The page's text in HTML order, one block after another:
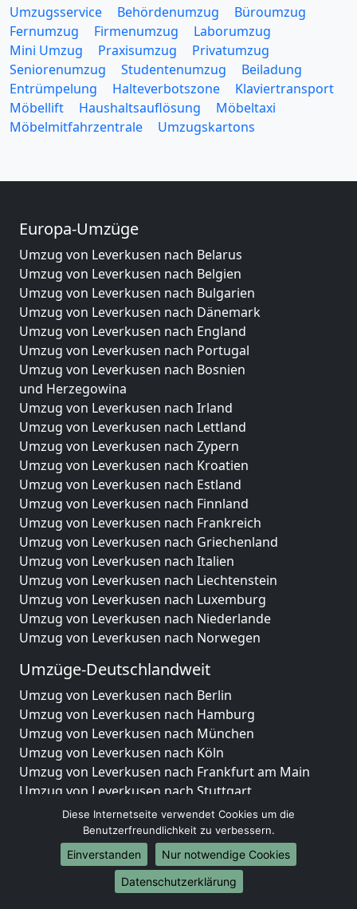
Umzugsservice Behördenumzug
Büroumzug
Fernumzug
Firmenumzug
Laborumzug
Mini Umzug
Praxisumzug
Privatumzug
Seniorenumzug
Studentenumzug
Beiladung
Entrümpelung
Halteverbotszone
Klaviertransport
Möbellift
Haushaltsauflösung
Möbeltaxi
Möbelmitfahrzentrale
Umzugskartons
Europa-Umzüge
Umzug von Leverkusen nach Belarus
Umzug von Leverkusen nach Belgien
Umzug von Leverkusen nach Bulgarien
Umzug von Leverkusen nach Dänemark
Umzug von Leverkusen nach England
Umzug von Leverkusen nach Portugal
Umzug von Leverkusen nach Bosnien
und Herzegowina
Umzug von Leverkusen nach Irland
Umzug von Leverkusen nach Lettland
Umzug von Leverkusen nach Zypern
Umzug von Leverkusen nach Kroatien
Umzug von Leverkusen nach Estland
Umzug von Leverkusen nach Finnland
Umzug von Leverkusen nach Frankreich
Umzug von Leverkusen nach Griechenland
Umzug von Leverkusen nach Italien
Umzug von Leverkusen nach Liechtenstein
Umzug von Leverkusen nach Luxemburg
Umzug von Leverkusen nach Niederlande
Umzug von Leverkusen nach Norwegen
Umzüge-Deutschlandweit
Umzug von Leverkusen nach Berlin
Umzug von Leverkusen nach Hamburg
Umzug von Leverkusen nach München
Umzug von Leverkusen nach Köln
Umzug von Leverkusen nach Frankfurt am Main
Umzug von Leverkusen nach Stuttgart
Umzug von Leverkusen nach Düsseldorf
Umzug von Leverkusen nach Leipzig
Umzug von Leverkusen nach Dortmund
Umzug von Leverkusen nach Essen
Umzug von Leverkusen nach Bremen
Diese Internetseite verwendet Cookies um die
Benutzerfreundlichkeit zu verbessern.
Einverstanden
Nur notwendige Cookies
Datenschutzerklärung